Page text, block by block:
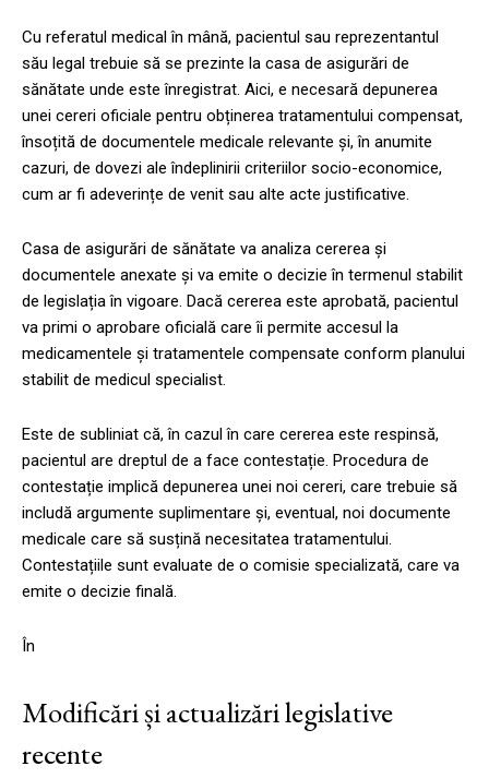
Cu referatul medical în mână, pacientul sau reprezentantul
său legal trebuie să se prezinte la casa de asigurări de
sănătate unde este înregistrat. Aici, e necesară depunerea
unei cereri oficiale pentru obținerea tratamentului compensat,
însoțită de documentele medicale relevante și, în anumite
cazuri, de dovezi ale îndeplinirii criteriilor socio-economice,
cum ar fi adeverințe de venit sau alte acte justificative.
Casa de asigurări de sănătate va analiza cererea și
documentele anexate și va emite o decizie în termenul stabilit
de legislația în vigoare. Dacă cererea este aprobată, pacientul
va primi o aprobare oficială care îi permite accesul la
medicamentele și tratamentele compensate conform planului
stabilit de medicul specialist.
Este de subliniat că, în cazul în care cererea este respinsă,
pacientul are dreptul de a face contestație. Procedura de
contestație implică depunerea unei noi cereri, care trebuie să
includă argumente suplimentare și, eventual, noi documente
medicale care să susțină necesitatea tratamentului.
Contestațiile sunt evaluate de o comisie specializată, care va
emite o decizie finală.
În
Modificări și actualizări legislative
recente